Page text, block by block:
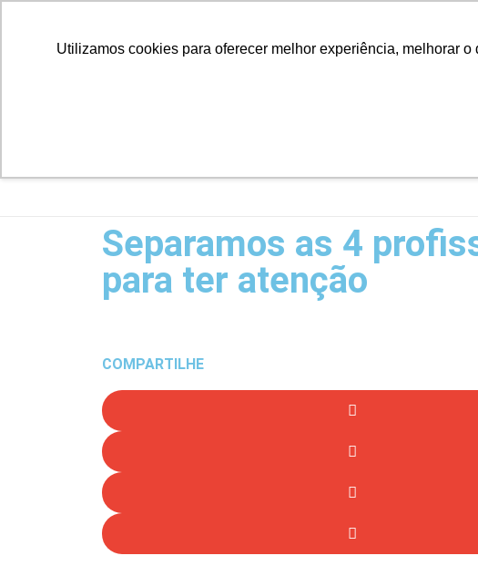
Utilizamos cookies para oferecer melhor experiência, melhorar
Separamos as 4
para ter atenção
COMPARTILHE